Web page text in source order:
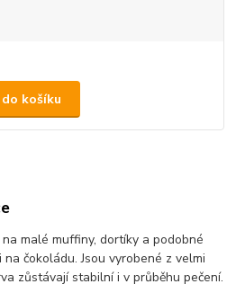
košíku
malé muffiny, dortíky a podobné
čokoládu. Jsou vyrobené z velmi
zůstávají stabilní i v průběhu pečení.